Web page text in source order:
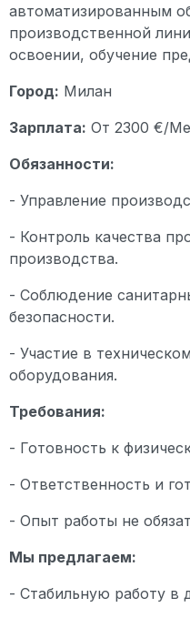
автоматизированным
производственной
освоении, обучение
Город: Милан
Зарплата: От 2300 €/
Обязанности:
- Управление
- Контроль качества
производства.
- Соблюдение
безопасности.
- Участие в
оборудования.
Требования:
- Готовность к
- Ответственность и
- Опыт работы не
Мы предлагаем:
- Стабильную работу в